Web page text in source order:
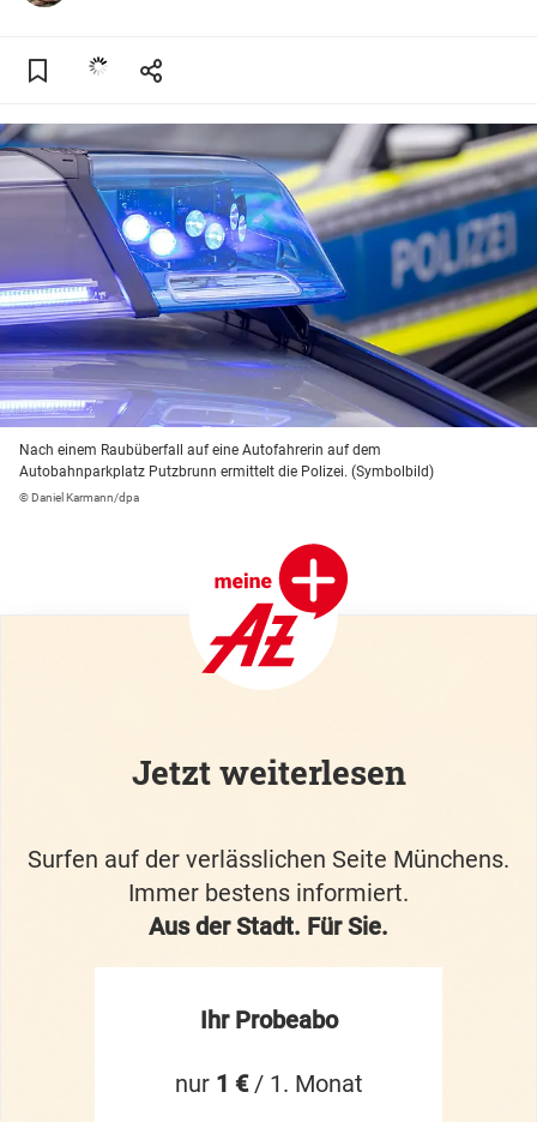
Nach einem Raubüberfall auf eine Autofahrerin auf dem
Autobahnparkplatz Putzbrunn ermittelt die Polizei. (Symbolbild)
© Daniel Karmann/dpa
Jetzt weiterlesen
Surfen auf der verlässlichen Seite Münchens.
Immer bestens informiert.
Aus der Stadt. Für Sie.
Ihr Probeabo
nur 1 €/ 1. Monat